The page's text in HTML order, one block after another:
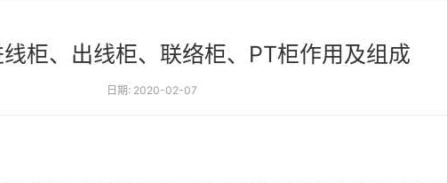
柜、出线柜、联络柜、PT柜作用及组成
日期: 2020-02-07